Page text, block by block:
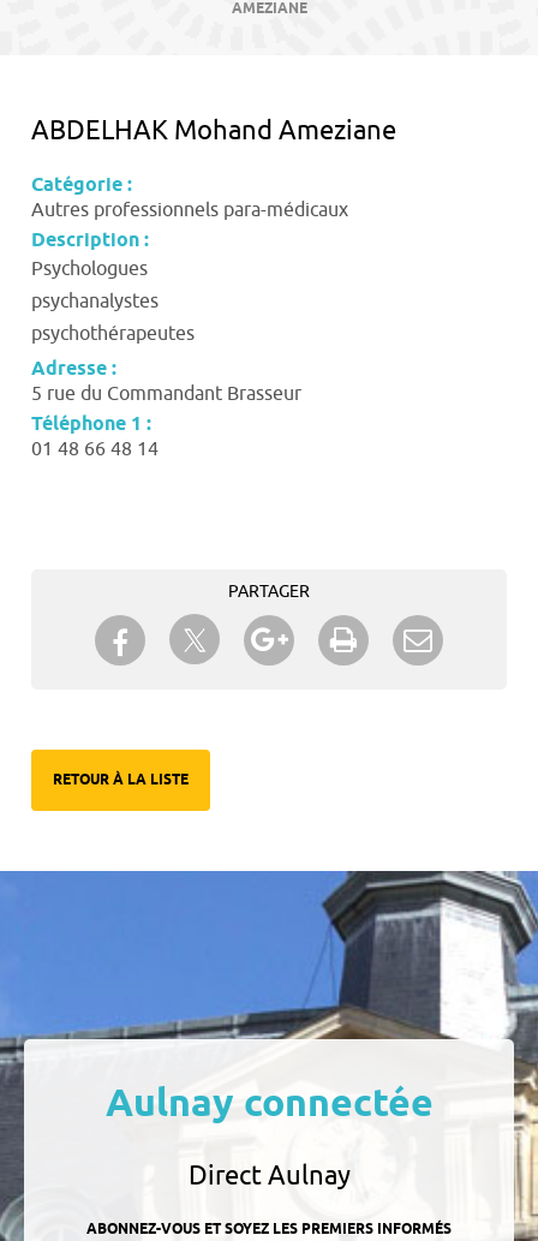
AMEZIANE
ABDELHAK Mohand Ameziane
Catégorie :
Autres professionnels para-médicaux
Description :
Psychologues
psychanalystes
psychothérapeutes
Adresse :
5 rue du Commandant Brasseur
Téléphone 1 :
01 48 66 48 14
PARTAGER
Partager sur Facebook
Partager sur TwitterPartager sur Google+
Imprimer
RETOUR À LA LISTE
Aulnay connectée
Direct Aulnay
ABONNEZ-VOUS ET SOYEZ LES PREMIERS INFORMÉS